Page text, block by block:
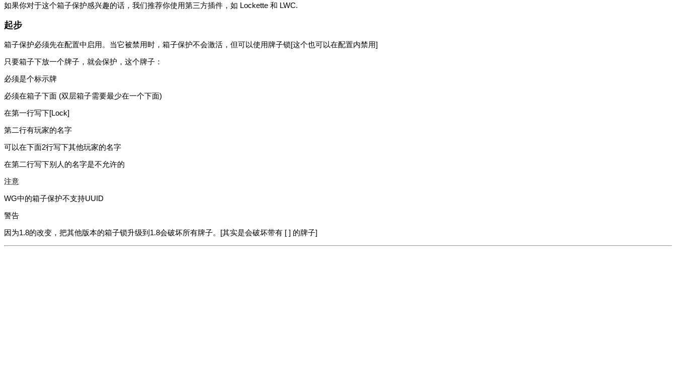
如果你对于这个箱子保护感兴趣的话，我们推荐你使用第三方插件，如 Lockette 和 LWC.
起步
箱子保护必须先在配置中启用。当它被禁用时，箱子保护不会激活，但可以使用牌子锁[这个也可以在配置内禁用]
只要箱子下放一个牌子，就会保护，这个牌子：
必须是个标示牌
必须在箱子下面 (双层箱子需要最少在一个下面)
在第一行写下[Lock]
第二行有玩家的名字
可以在下面2行写下其他玩家的名字
在第二行写下别人的名字是不允许的
注意
WG中的箱子保护不支持UUID
警告
因为1.8的改变，把其他版本的箱子锁升级到1.8会破坏所有牌子。[其实是会破坏带有 [ ] 的牌子]